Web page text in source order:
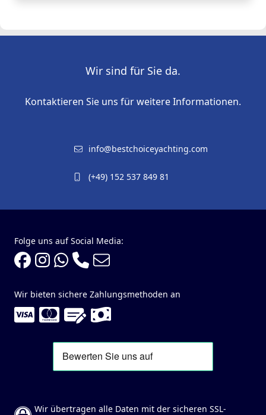
Wir sind für Sie da.
Kontaktieren Sie uns für weitere Informationen.
info@bestchoiceyachting.com
(+49) 152 537 849 81
Folge uns auf Social Media:
Wir bieten sichere Zahlungsmethoden an
Wir übertragen alle Daten mit der sicheren SSL-